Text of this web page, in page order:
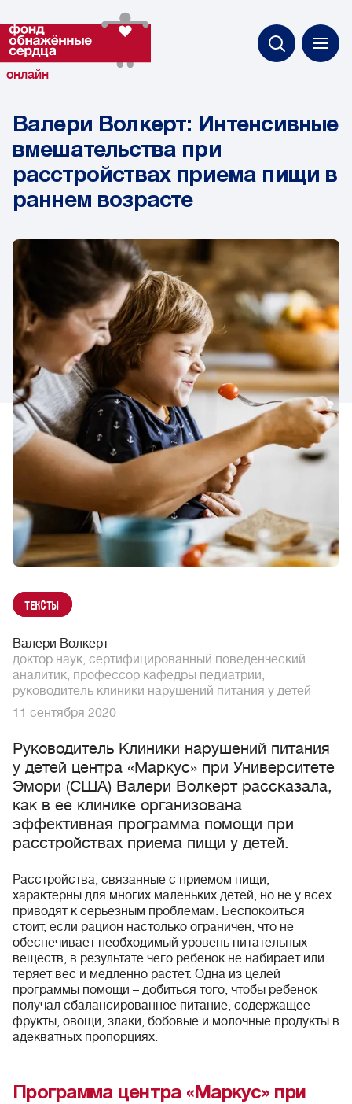
онлайн
Валери Волкерт: Интенсивные
вмешательства при
расстройствах приема пищи в
раннем возрасте
Тексты
Валери Волкерт
доктор наук, сертифицированный поведенческий
аналитик, профессор кафедры педиатрии,
руководитель клиники нарушений питания у детей
11 сентября 2020
Руководитель Клиники нарушений питания
у детей центра «Маркус» при Университете
Эмори (США) Валери Волкерт рассказала,
как в ее клинике организована
эффективная программа помощи при
расстройствах приема пищи у детей.
Расстройства, связанные с приемом пищи,
характерны для многих маленьких детей, но не у всех
приводят к серьезным проблемам. Беспокоиться
стоит, если рацион настолько ограничен, что не
обеспечивает необходимый уровень питательных
веществ, в результате чего ребенок не набирает или
теряет вес и медленно растет. Одна из целей
программы помощи – добиться того, чтобы ребенок
получал сбалансированное питание, содержащее
фрукты, овощи, злаки, бобовые и молочные продукты в
адекватных пропорциях.
Программа центра «Маркус» при